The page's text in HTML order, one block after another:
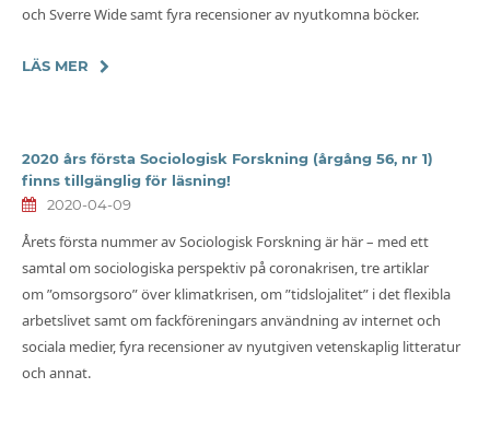
och Sverre Wide samt fyra recensioner av nyutkomna böcker.
LÄS MER
2020 års första Sociologisk Forskning (årgång 56, nr 1)
finns tillgänglig för läsning!
2020-04-09
Årets första nummer av Sociologisk Forskning är här – med ett
samtal om sociologiska perspektiv på coronakrisen, tre artiklar
om ”omsorgsoro” över klimatkrisen, om ”tidslojalitet” i det flexibla
arbetslivet samt om fackföreningars användning av internet och
sociala medier, fyra recensioner av nyutgiven vetenskaplig litteratur
och annat.